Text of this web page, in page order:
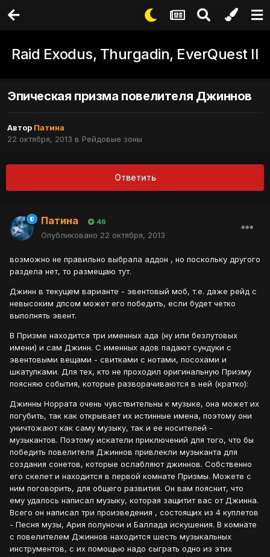
Raid Exodus, Thurgadin, EverQuest II
Эпическая призма повелителя Джиннов
Автор Патина
22 октября, 2013 в Рейдовые зоны
Ответить
Патина 46
Опубликовано 22 октября, 2013
возможно не правильно выбрала аддон , но поскольку другого
раздела нет, то размещаю тут.
Джинн в текущем варианте - эвентовый моб, т.е. даже рейд с
невысоким дпсом может его победить, если будет четко
выполнять эвент.
В Призме находится три именных ада (ну или безлутовых
имени) и сам Джинн. С именных адов падают сундуки с
эвентовыми вещами - свитками с нотами, посохами и
шкатулками. Для тех, кто не проходил оригинальную Призму
поясняю события, которые разворачиваются в ней (кратко):
Джинны Норрата очень чувствительны к музыке, она может их
погубить, так как открывает их истинные имена, поэтому они
уничтожают как саму музыку, так и ее носителей -
музыкантов. Поэтому искатели приключений для того, что бы
победить повелителя Джиннов привлекли музыканта для
создания сонетов, которые ослабляют джиннов. Собственно
его скелет и находится в первой комнате Призмы. Можете с
ним поговорить, для общего развития. Он вам пояснит, что
ему удалось написал музыку, которая защитит вас от Джинна.
Всего он написал три произведения , состоящих из 4 куплетов
- Песня музы, Ария полуночи и Баллада искушения. В комнате
с повелителем Джиннов находится шесть музыкальных
инструментов, с их помощью надо сыграть одно из этих